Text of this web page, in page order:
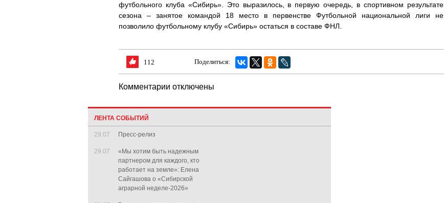
футбольного клуба «Сибирь». Это выразилось, в первую очередь, в спортивном результате
сезона – занятое командой 18 место в первенстве Футбольной национальной лиги не
позволило футбольному клубу «Сибирь» остаться в составе ФНЛ.
112 Поделиться:
Комментарии отключены
ЛЕНТА СОБЫТИЙ
29.07 Пресс-релиз
29.07
«Мы хотим быть надежным
партнером для каждого, кто
работает на земле»: Елена
Сайгашова о «Сибирской
аграрной неделе-2026»